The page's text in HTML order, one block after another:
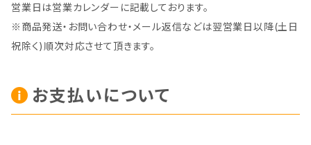
営業日は営業カレンダーに記載しております。
※商品発送・お問い合わせ・メール返信などは翌営業日以降(土日
祝除く)順次対応させて頂きます。
お支払いについて